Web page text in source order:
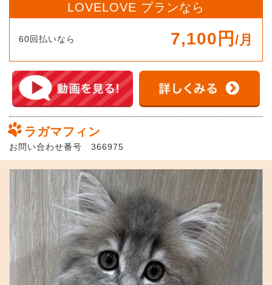
LOVELOVE プランなら
60回払いなら 7,100円 /月
ラガマフィン
お問い合わせ番号 366975